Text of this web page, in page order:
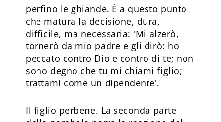
perfino le ghiande. È a questo punto
che matura la decisione, dura,
difficile, ma necessaria: 'Mi alzerò,
tornerò da mio padre e gli dirò: ho
peccato contro Dio e contro di te; non
sono degno che tu mi chiami figlio;
trattami come un dipendente'.
Il figlio perbene. La seconda parte